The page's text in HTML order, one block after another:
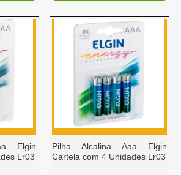
Elgin
Lr03
Pilha Alcalina Aaa Elgin
Cartela com 4 Unidades Lr03